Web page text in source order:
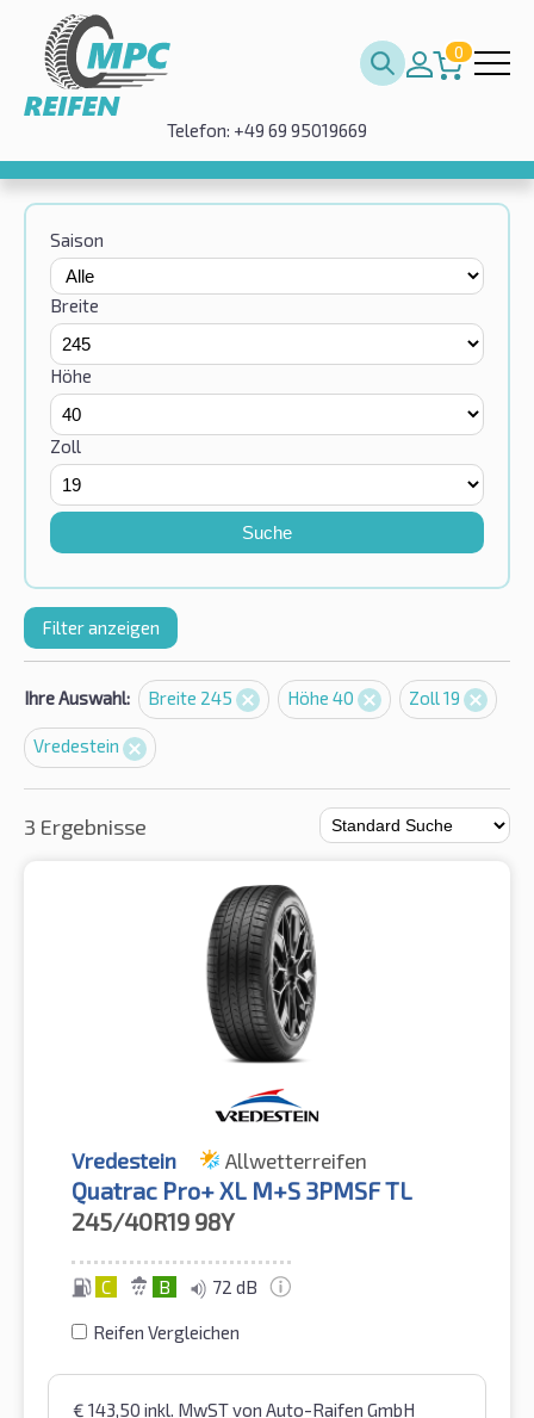
0
Telefon: +49 69 95019669
Saison
Breite
Höhe
Zoll
Suche
Filter anzeigen
Ihre Auswahl: Breite 245 Höhe 40 Zoll 19
Vredestein
3 Ergebnisse
Vredestein Allwetterreifen
Quatrac Pro+ XL M+S 3PMSF TL
245/40R19 98Y
C B 72 dB
Reifen Vergleichen
€ 143,50 inkl. MwSTvon Auto-Raifen GmbH